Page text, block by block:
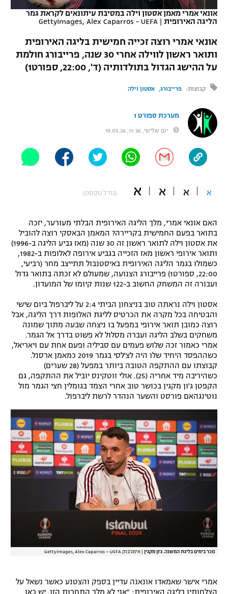
תוצאות
לוח שידורים
ברחבה
"מעל הליגה" – פודקאסט
"מחצית בשכונה" – פודקאסט
משתתפים וזוכים בפרסים
תקנון עבור פעילות אלקטרה
תקנון עבור פעילות ספורט 1 – "מרלן"
טניס
גיימינג E-Sports
תנאי שימוש
מדיניות פרטיות
תקנון פעילות ספורט 1
רשיון להקרנה פומבית לבית עסק
לוח דרושים – ג'ובנט
תגיות
המגזין
הפועל תל אביב
הפועל חיפה
הפועל באר שבע
מכבי נתניה
בני יהודה
ליגה הולנדית
ליגה סינית
דני אבדיה
שחייה
אגרוף
ספורט אולימפי
UFC
היאבקות WWE
אופניים
פוטבול אמריקאי NFL
בייסבול MLB
ספורט אתגרי ואקסטרים
אומנויות לחימה
גיימינג E-Sports
אונאי אמרי מאמן אסטון וילה במסיבת עיתונאים לקראת גמר
הליגה האירופית |
GettyImages, Alex Caparros - UEFA
אונאי אמרי רוצה זכייה חמישית בליגה האירופית
ותואר ראשון לווילה אחרי 30 שנה, פרייבורג חולמת
על ההישג הגדול בתולדותיה (ד', 22:00, ספורט1)
קבוצות: פרייבורג אסטון וילה
מערכת ספורט 1
יום שלישי, 17:36, 19.05.26
א א א א (גודל טקסט)
האם אונאי אמרי, מלך הליגה האירופית הבלתי מעורער, יזכה
בתואר בפעם החמישית בקריירה? המאמן הבאסקי רוצה להוביל
את אסטון וילה לתואר ראשון זה 30 שנה (מאז גביע הליגה ב-1996)
ותואר אירופי ראשון מאז הזכייה בגביע אירופה לאלופות ב-1982,
כשמולו בגמר הליגה האירופית באיסטנבול תתייצב מחר (רביעי,
22:00, ספורט1) פרייבורג הצנועה, שמעולם לא זכתה בתואר גדול
ועבורה זה המשחק החשוב ב-122 שנות קיומו של המועדון.
אסטון וילה נראתה טוב בניצחון הביתי 2:4 על ליברפול ביום שישי
והבטיחה בכל מקרה את הכרטיס לליגת האלופות דרך הליגה, אבל
רוצה כמובן תואר אירופי במפעל בו ניצחה שבעה מתוך שמונה
משחקים בשלב הליגה ועברה מסלול לא פשוט בדרך אל הגמר.
אמרי כאמור זכה שלוש פעמים עם סביליה ופעם אחת עם ויאריאל,
כשההפסד היחיד שלו היה לצ'לסי בגמר 2019 כמאמן ארסנל.
קבוצתו עם ההתקפה הטובה ביותר במפעל (28 שערים)
כשהיריבה מיד אחריה (25). אולי ווטקינס יוביל את ההתקפה, גם
הקפטן ג'ון מקגין בכושר טוב אחרי הצמד בגומלין חצי הגמר מול
נוטינגהאם פורסט והשער הנהדר לרשת ליברפול.
נזכר בימים בליגת המשנה. ג'ון מקגין אימג'בנק GettyImages, Alex Caparros – UEFA
אמרי אישר שאמאדו אונאנה עדיין בספק והצטנע כאשר נשאל על
הצלחותיו בליגה האירופית: "אני לא מלך התחרות הזו. יש כאן